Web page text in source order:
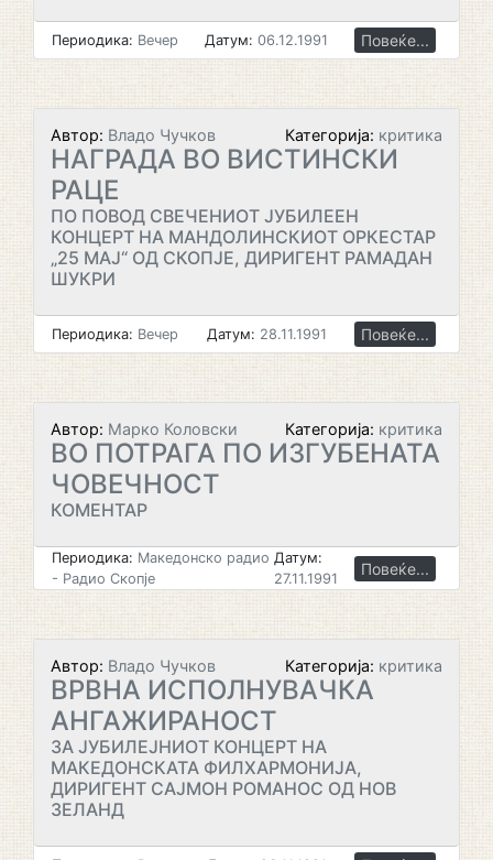
Периодика: Вечер Датум: 06.12.1991 Повеќе...
Автор: Владо Чучков Категорија: критика
НАГРАДА ВО ВИСТИНСКИ
РАЦЕ
ПО ПОВОД СВЕЧЕНИОТ ЈУБИЛЕЕН
КОНЦЕРТ НА МАНДОЛИНСКИОТ ОРКЕСТАР
„25 МАЈ“ ОД СКОПЈЕ, ДИРИГЕНТ РАМАДАН
ШУКРИ
Периодика: Вечер Датум: 28.11.1991 Повеќе...
Автор: Марко Коловски Категорија: критика
ВО ПОТРАГА ПО ИЗГУБЕНАТА
ЧОВЕЧНОСТ
КОМЕНТАР
Периодика: Македонско радио
- Радио Скопје
Датум:
27.11.1991
Повеќе...
Автор: Владо Чучков Категорија: критика
ВРВНА ИСПОЛНУВАЧКА
АНГАЖИРАНОСТ
ЗА ЈУБИЛЕЈНИОТ КОНЦЕРТ НА
МАКЕДОНСКАТА ФИЛХАРМОНИЈА,
ДИРИГЕНТ САЈМОН РОМАНОС ОД НОВ
ЗЕЛАНД